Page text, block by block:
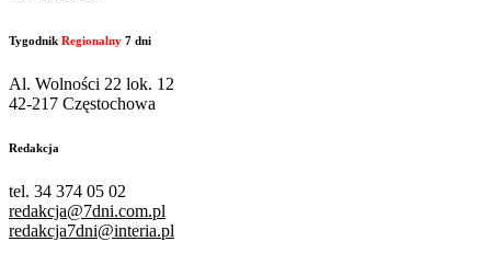
Tygodnik Regionalny 7 dni
Al. Wolności 22 lok. 12
42-217 Częstochowa
Redakcja
tel. 34 374 05 02
redakcja@7dni.com.pl
redakcja7dni@interia.pl